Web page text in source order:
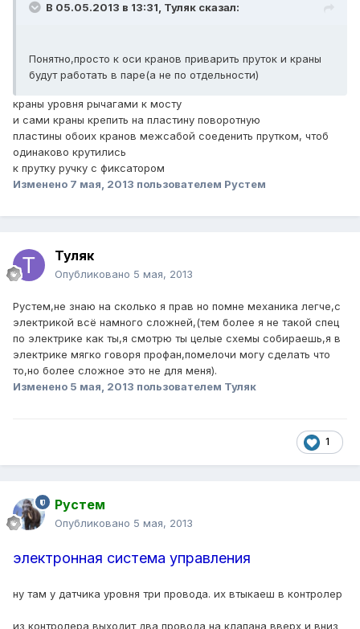
В 05.05.2013 в 13:31, Туляк сказал:
Понятно,просто к оси кранов приварить пруток и краны
будут работать в паре(а не по отдельности)
краны уровня рычагами к мосту
и сами краны крепить на пластину поворотную
пластины обоих кранов межсабой соеденить прутком, чтоб
одинаково крутились
к прутку ручку с фиксатором
Изменено 7 мая, 2013 пользователем Рустем
Туляк
Опубликовано 5 мая, 2013
Рустем,не знаю на сколько я прав но помне механика легче,с
электрикой всё намного сложней,(тем более я не такой спец
по электрике как ты,я смотрю ты целые схемы собираешь,я в
электрике мягко говоря профан,помелочи могу сделать что
то,но более сложное это не для меня).
Изменено 5 мая, 2013 пользователем Туляк
1
Рустем
Опубликовано 5 мая, 2013
электронная система управления
ну там у датчика уровня три провода. их втыкаеш в контролер
из контролера выходит два провода на клапана вверх и вниз